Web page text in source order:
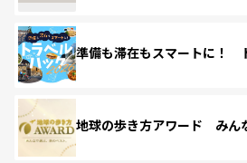
準備も滞在もスマートに！
地球の歩き方アワード みん